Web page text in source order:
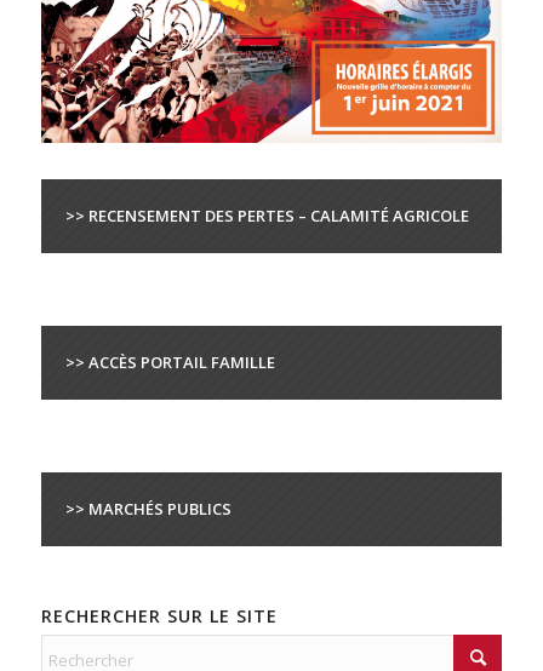
>> RECENSEMENT DES PERTES – CALAMITÉ AGRICOLE
>> ACCÈS PORTAIL FAMILLE
>> MARCHÉS PUBLICS
RECHERCHER SUR LE SITE